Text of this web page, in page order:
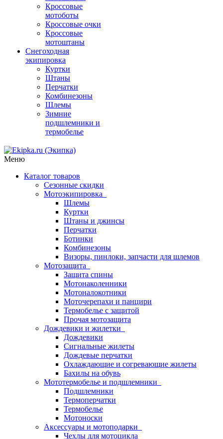
Кроссовые
мотоботы
Кроссовые очки
Кроссовые
мотоштаны
Снегоходная
экипировка
Куртки
Штаны
Перчатки
Комбинезоны
Шлемы
Зимние
подшлемники и
термобелье
Меню
Каталог товаров
Сезонные скидки
Мотоэкипировка
Шлемы
Куртки
Штаны и джинсы
Перчатки
Ботинки
Комбинезоны
Визоры, пинлоки, запчасти для шлемов
Мотозащита
Защита спины
Мотонаколенники
Мотоналокотники
Моточерепахи и панцири
Термобелье с защитой
Прочая мотозащита
Дождевики и жилетки
Дождевики
Сигнальные жилеты
Дождевые перчатки
Охлаждающие и согревающие жилеты
Бахилы на обувь
Мототермобелье и подшлемники
Подшлемники
Термоперчатки
Термобелье
Мотоноски
Аксессуары и мотоподарки
Чехлы для мотоцикла